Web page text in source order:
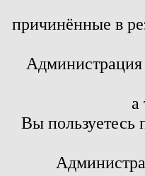
причинённые в
Администрация
а
Вы пользуетесь